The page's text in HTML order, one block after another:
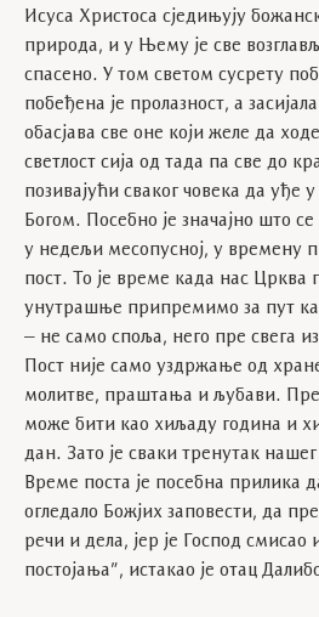
Исуса Христоса сједињују
природа, и у Њему је све
спасено. У том светом сусрету
побеђена је пролазност, а
обасјава све оне који желе да
светлост сија од тада па све до
позивајући сваког човека да уђе
Богом. Посебно је значајно што се
у недељи месопусној, у времену
пост. То је време када нас Црква
унутрашње припремимо за пут
– не само споља, него пре свега
Пост није само уздржање од
молитве, праштања и љубави.
може бити као хиљаду година и
дан. Зато је сваки тренутак
Време поста је посебна прилика
огледало Божјих заповести, да
речи и дела, јер је Господ смисао
постојања”, истакао је отац